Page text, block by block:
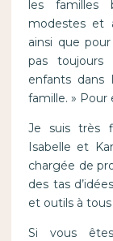
les familles
modestes et
ainsi que
pas toujours
enfants dans
famille. » Pour
Je suis très
Isabelle et
chargée de
des tas
et outils à
Si vous